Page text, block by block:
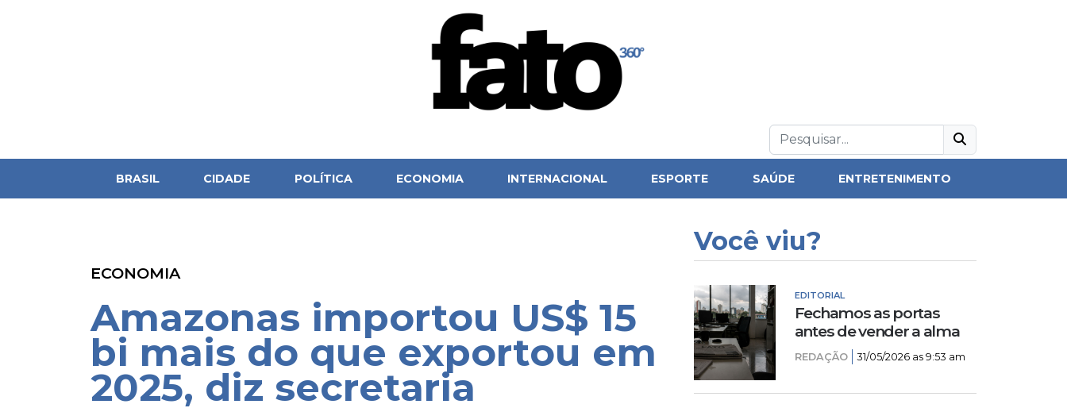
BRASIL CIDADE POLÍTICA ECONOMIA INTERNACIONAL ESPORTE SAÚDE ENTRETENIMENTO
ECONOMIA
Amazonas importou US$ 15
bi mais do que exportou em
2025, diz secretaria
Você viu?
EDITORIAL
Fechamos as portas
antes de vender a alma
REDAÇÃO 31/05/2026 as 9:53 am